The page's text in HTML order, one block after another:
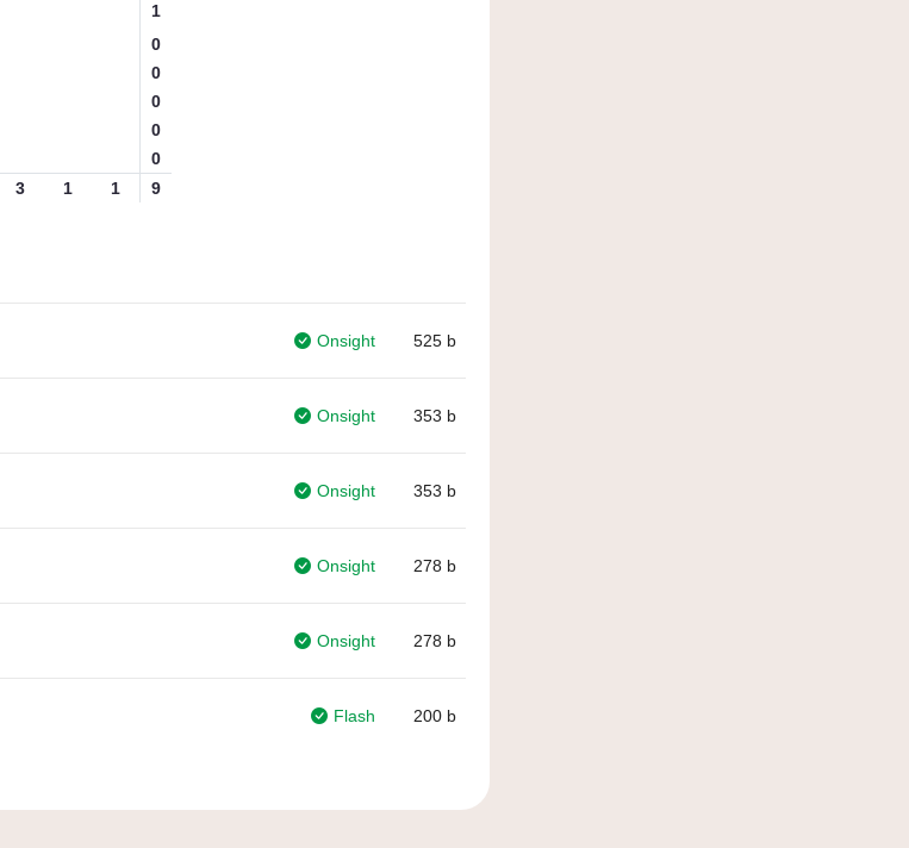
1
0
0
0
0
0
3 1 1 9
Onsight 525 b
Onsight 353 b
Onsight 353 b
Onsight 278 b
Onsight 278 b
Flash 200 b